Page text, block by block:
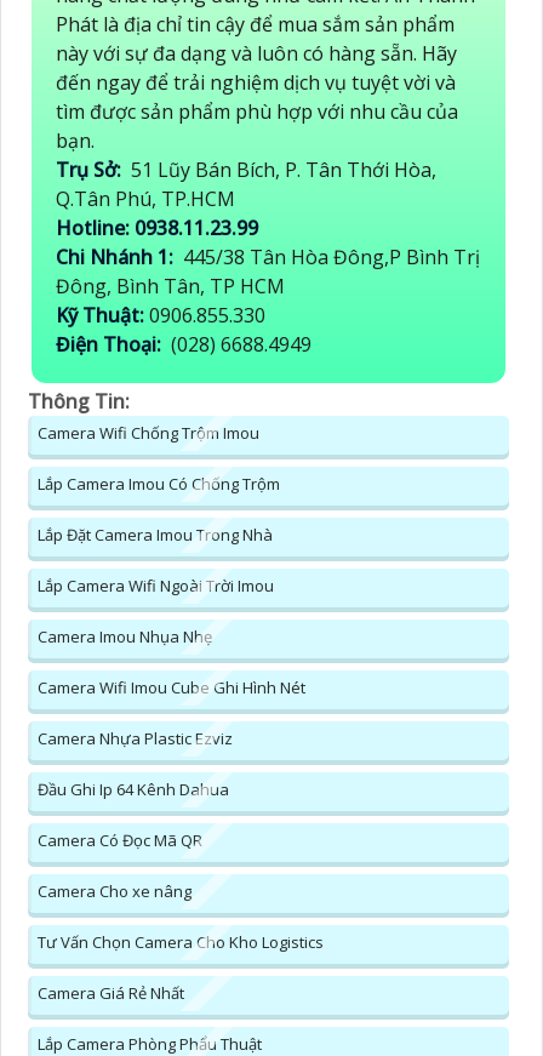
Phát là địa chỉ tin cậy để mua sắm sản phẩm
này với sự đa dạng và luôn có hàng sẵn. Hãy
đến ngay để trải nghiệm dịch vụ tuyệt vời và
tìm được sản phẩm phù hợp với nhu cầu của
bạn.
Trụ Sở: 51 Lũy Bán Bích, P. Tân Thới Hòa,
Q.Tân Phú, TP.HCM
Hotline: 0938.11.23.99
Chi Nhánh 1: 445/38 Tân Hòa Đông,P Bình Trị
Đông, Bình Tân, TP HCM
Kỹ Thuật:0906.855.330
Điện Thoại: (028) 6688.4949
Thông Tin:
Camera Wifi Chống Trộm Imou
Lắp Camera Imou Có Chống Trộm
Lắp Đặt Camera Imou Trong Nhà
Lắp Camera Wifi Ngoài Trời Imou
Camera Imou Nhụa Nhẹ
Camera Wifi Imou Cube Ghi Hình Nét
Camera Nhựa Plastic Ezviz
Đầu Ghi Ip 64 Kênh Dahua
Camera Có Đọc Mã QR
Camera Cho xe nâng
Tư Vấn Chọn Camera Cho Kho Logistics
Camera Giá Rẻ Nhất
Lắp Camera Phòng Phẩu Thuật